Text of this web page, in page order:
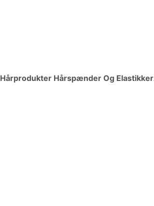
Hårprodukter Hårspænder Og Elastikker